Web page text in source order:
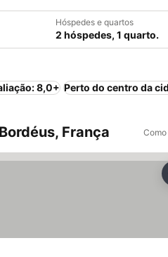
Hóspedes e quartos
2 hóspedes, 1 quarto.
8,0+ Perto do centro da
França